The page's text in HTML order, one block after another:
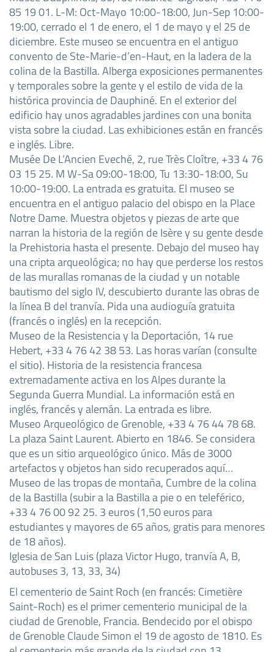
85 19 01. L-M: Oct-Mayo 10:00-18:00, Jun-Sep 10:00-
19:00, cerrado el 1 de enero, el 1 de mayo y el 25 de
diciembre. Este museo se encuentra en el antiguo
convento de Ste-Marie-d’en-Haut, en la ladera de la
colina de la Bastilla. Alberga exposiciones permanentes
y temporales sobre la gente y el estilo de vida de la
histórica provincia de Dauphiné. En el exterior del
edificio hay unos agradables jardines con una bonita
vista sobre la ciudad. Las exhibiciones están en francés
e inglés. Libre.
Musée De L’Ancien Eveché, 2, rue Très Cloître, +33 4 76
03 15 25. M W-Sa 09:00-18:00, Tu 13:30-18:00, Su
10:00-19:00. La entrada es gratuita. El museo se
encuentra en el antiguo palacio del obispo en la Place
Notre Dame. Muestra objetos y piezas de arte que
narran la historia de la región de Isère y su gente desde
la Prehistoria hasta el presente. Debajo del museo hay
una cripta arqueológica; no hay que perderse los restos
de las murallas romanas de la ciudad y un notable
bautismo del siglo IV, descubierto durante las obras de
la línea B del tranvía. Pida una audioguía gratuita
(francés o inglés) en la recepción.
Museo de la Resistencia y la Deportación, 14 rue
Hebert, +33 4 76 42 38 53. Las horas varían (consulte
el sitio). Historia de la resistencia francesa
extremadamente activa en los Alpes durante la
Segunda Guerra Mundial. La información está en
inglés, francés y alemán. La entrada es libre.
Museo Arqueológico de Grenoble, +33 4 76 44 78 68.
La plaza Saint Laurent. Abierto en 1846. Se considera
que es un sitio arqueológico único. Más de 3000
artefactos y objetos han sido recuperados aquí…
Museo de las tropas de montaña, Cumbre de la colina
de la Bastilla (subir a la Bastilla a pie o en teleférico,
+33 4 76 00 92 25. 3 euros (1,50 euros para
estudiantes y mayores de 65 años, gratis para menores
de 18 años).
Iglesia de San Luis (plaza Victor Hugo, tranvía A, B,
autobuses 3, 13, 33, 34)
El cementerio de Saint Roch (en francés: Cimetière
Saint-Roch) es el primer cementerio municipal de la
ciudad de Grenoble, Francia. Bendecido por el obispo
de Grenoble Claude Simon el 19 de agosto de 1810. Es